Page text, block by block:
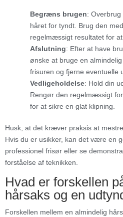
Begræns brugen:
håret for tyndt. Brug den
regelmæssigt resultatet for
Afslutning: Efter at have
ønske at bruge en
frisuren og fjerne eventuelle
Vedligeholdelse: Hold din
Rengør den regelmæssigt
for at sikre en glat klipning.
Husk, at det kræver praksis at
Hvis du er usikker, kan det være en
professionel frisør eller se
forståelse af teknikken.
Hvad er forskellen
hårsaks og en
Forskellen mellem en almindelig